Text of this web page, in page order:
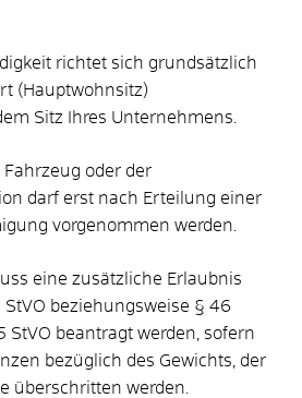
richtet sich grundsätzlich
(Hauptwohnsitz)
Sitz Ihres Unternehmens.
oder der
darf erst nach Erteilung einer
vorgenommen werden.
eine zusätzliche Erlaubnis
beziehungsweise § 46
StVO beantragt werden, sofern
bezüglich des Gewichts, der
überschritten werden.